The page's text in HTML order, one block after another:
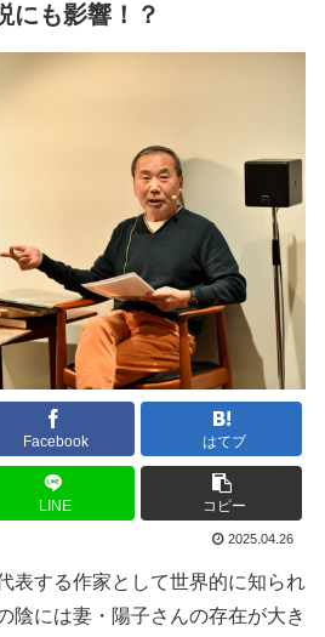
にも影響！？
Facebook はてブ
LINE コピー
2025.04.26
表する作家として世界的に知られ
陰には妻・陽子さんの存在が大き